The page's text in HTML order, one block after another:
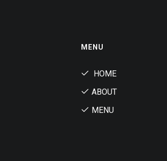
MENU
HOME
ABOUT
MENU